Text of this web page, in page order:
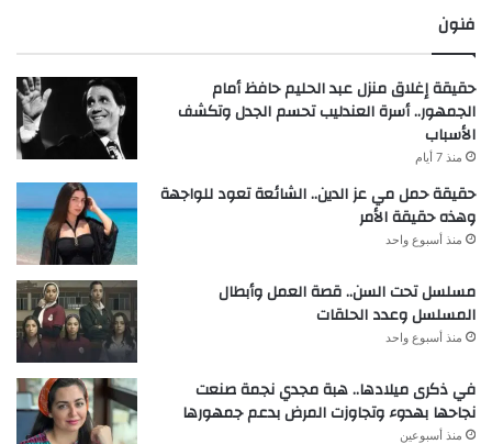
فنون
حقيقة إغلاق منزل عبد الحليم حافظ أمام
الجمهور.. أسرة العندليب تحسم الجدل وتكشف
الأسباب
منذ 7 أيام
حقيقة حمل مي عز الدين.. الشائعة تعود للواجهة
وهذه حقيقة الأمر
منذ أسبوع واحد
مسلسل تحت السن.. قصة العمل وأبطال
المسلسل وعدد الحلقات
منذ أسبوع واحد
في ذكرى ميلادها.. هبة مجدي نجمة صنعت
نجاحها بهدوء وتجاوزت المرض بدعم جمهورها
منذ أسبوعين